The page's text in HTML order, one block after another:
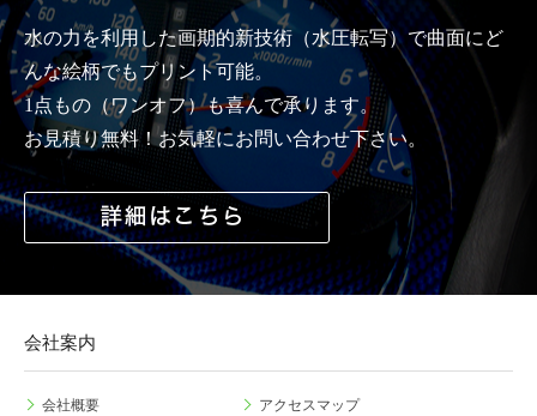
水の力を利用した画期的新技術（水圧転写）で曲面にど
んな絵柄でもプリント可能。
1点もの（ワンオフ）も喜んで承ります。
お見積り無料！お気軽にお問い合わせ下さい。
会社案内
会社概要
アクセスマップ